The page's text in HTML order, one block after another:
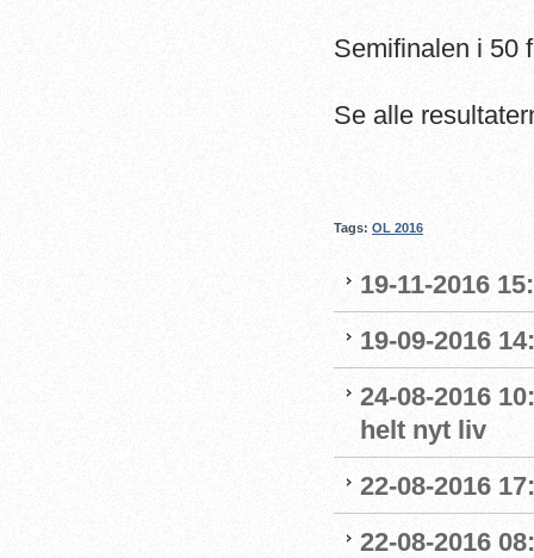
Semifinalen i 50
Se alle
Tags: OL 2016
19-11-2016
19-09-2016
24-08-2016
helt nyt liv
22-08-2016
22-08-2016